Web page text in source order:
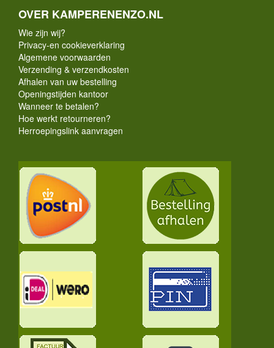
OVER KAMPERENENZO.NL
Wie zijn wij?
Privacy-en cookieverklaring
Algemene voorwaarden
Verzending & verzendkosten
Afhalen van uw bestelling
Openingstijden kantoor
Wanneer te betalen?
Hoe werkt retourneren?
Herroepingslink aanvragen